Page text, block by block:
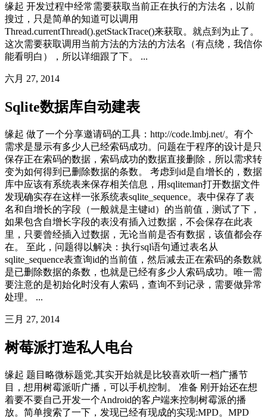
缘起 开发过程中经常需要获取当前正在执行的方法名，以前
搜过，只是简单的知道可以调用
Thread.currentThread().getStackTrace()来获取。就点到为止了。
这次需要获取调用当前方法的方法的方法名（有点绕，我信你
能看明白），所以详细跟了下。 ...
六月 27, 2014
Sqlite数据库自动建表
缘起 做了一个分享邀请码的工具：http://code.lmbj.net/。有个
需求是显示有多少人已经索码成功。问题在于程序的设计是只
保存正在索码的数据，索码成功的数据直接删除，所以需求转
变为如何得到已删除数据的条数。 考虑到id是自增长的，数据
库中应该有系统表来保存相关信息，用sqliteman打开数据文件
发现确实存在这样一张系统表sqlite_sequence。表中保存了表
名和自增长的字段（一般就是主键id）的当前值，测试了下，
如果包含自增长字段的表没有插入过数据，不会保存在此表
里，只要曾经插入过数据，无论当前是否有数据，该值都会存
在。 至此，问题得以解决：执行sql语句通过表名从
sqlite_sequence表查询id的当前值，然后减去正在索码的条数就
是已删除数据的条数，也就是已经有多少人索码成功。唯一需
要注意的是初始化时没有人索码，查询不到记录，需要做异常
处理。 ...
三月 27, 2014
树莓派打造私人电台
缘起 题目略微标题党,其实开始就是比较喜欢听一档广播节
目，想用树霉派听广播，可以手机控制。 准备 刚开始还在想
着要不要自己开发一个Android的客户端来控制树霉派的播
放。简单搜索了一下，发现已经有现成的实现:MPD。MPD